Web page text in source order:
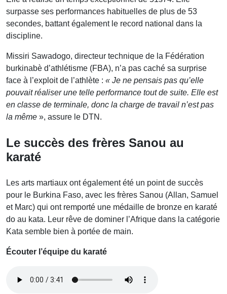
surpasse ses performances habituelles de plus de 53
secondes, battant également le record national dans la
discipline.
Missiri Sawadogo, directeur technique de la Fédération
burkinabè d’athlétisme (FBA), n’a pas caché sa surprise
face à l’exploit de l’athlète : « Je ne pensais pas qu’elle
pouvait réaliser une telle performance tout de suite. Elle est
en classe de terminale, donc la charge de travail n’est pas
la même », assure le DTN.
Le succès des frères Sanou au
karaté
Les arts martiaux ont également été un point de succès
pour le Burkina Faso, avec les frères Sanou (Allan, Samuel
et Marc) qui ont remporté une médaille de bronze en karaté
do au kata. Leur rêve de dominer l’Afrique dans la catégorie
Kata semble bien à portée de main.
Écouter l’équipe du karaté